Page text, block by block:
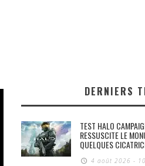
DERNIERS
TEST HALO
RESSUSCITE LE
QUELQUES
4 août 2026 -